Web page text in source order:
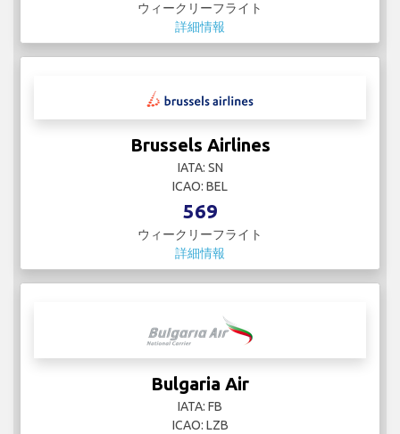
ウィークリーフライト
詳細情報
Brussels Airlines
IATA: SN
ICAO: BEL
569
ウィークリーフライト
詳細情報
Bulgaria Air
IATA: FB
ICAO: LZB